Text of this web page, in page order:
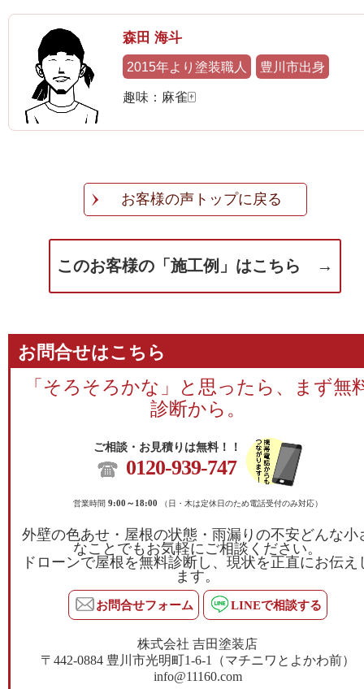
森田 海斗
2015年より塗装職人 豊川市出身
趣味：麻雀🀄
お客様の声トップに戻る
このお客様の「施工例」はこちら →
お問合せはこちら
「そろそろかな」と思ったら、まず無
診断から。
ご相談・お見積りは無料！！
0120-939-747
営業時間 9:00～18:00 （日・木は定休日のため電話受付のみ対応）
外壁の色あせ・屋根の状態・雨漏りの不安どんな小
なことでもお気軽にご相談ください。
ドローンで屋根を無料診断し、現状を正直にお伝え
ます。
お問合せフォーム LINEで相談する
株式会社 吉田塗装店
〒442-0884 豊川市光明町1-6-1（マチニワとよかわ前）
info@11160.com